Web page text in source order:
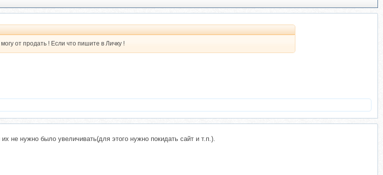
от продать ! Если что пишите в Личку !
не нужно было увеличивать(для этого нужно покидать сайт и т.п.).